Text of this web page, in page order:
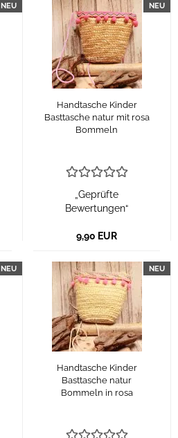
NEU NEU
Handtasche Kinder
Basttasche natur mit rosa
Bommeln
„Geprüfte
Bewertungen“
9,90 EUR
NEU NEU
Handtasche Kinder
Basttasche natur
Bommeln in rosa